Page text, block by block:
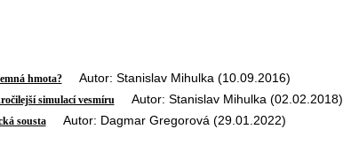
hmota?Autor: Stanislav Mihulka (10.09.2016)
simulací vesmíru Autor: Stanislav Mihulka (02.02.2018)
soustaAutor: Dagmar Gregorová (29.01.2022)